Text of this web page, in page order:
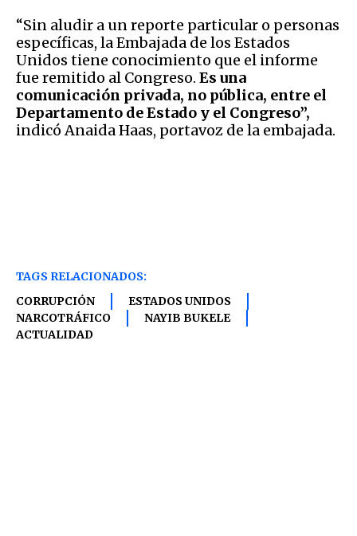
“Sin aludir a un reporte particular o personas
específicas, la Embajada de los Estados
Unidos tiene conocimiento que el informe
fue remitido al Congreso. Es una
comunicación privada, no pública, entre el
Departamento de Estado y el Congreso”,
indicó Anaida Haas, portavoz de la embajada.
TAGS RELACIONADOS:
CORRUPCIÓN
ESTADOS UNIDOS
NARCOTRÁFICO
NAYIB BUKELE
ACTUALIDAD